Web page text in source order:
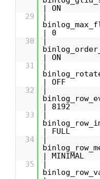
| ON
29
| 0
30
| ON
31
|
32
|
33
|
34
|
35